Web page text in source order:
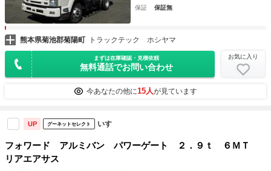
保証
保証無
熊本県菊池郡菊陽町 トラックテック ホシヤマ
まずは在庫確認・見積依頼
無料通話でお問い合わせ
お気に入り
今あなたの他に15人が見ています
UP グーネットセレクト いすゞ
フォワード アルミバン パワーゲート ２．９ｔ ６ＭＴ
リアエアサス